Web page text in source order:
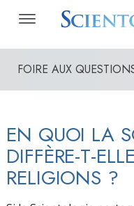
FOIRE AUX
EN QUOI LA
DIFFÈRE-T-
RELIGIONS ?